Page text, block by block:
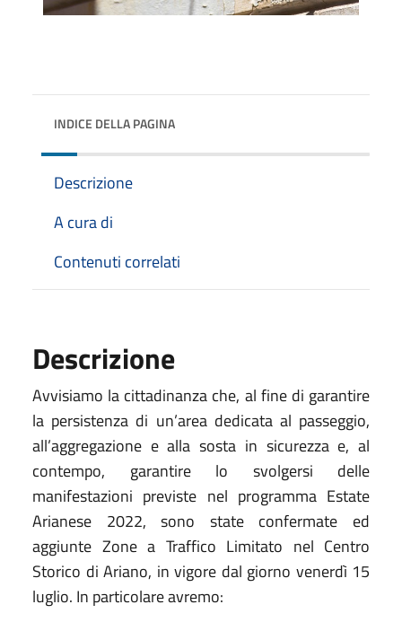
INDICE DELLA PAGINA
Descrizione
A cura di
Contenuti correlati
Descrizione
Avvisiamo la cittadinanza che, al fine di garantire
la persistenza di un’area dedicata al passeggio,
all’aggregazione e alla sosta in sicurezza e, al
contempo, garantire lo svolgersi delle
manifestazioni previste nel programma Estate
Arianese 2022, sono state confermate ed
aggiunte Zone a Traffico Limitato nel Centro
Storico di Ariano, in vigore dal giorno venerdì 15
luglio. In particolare avremo: